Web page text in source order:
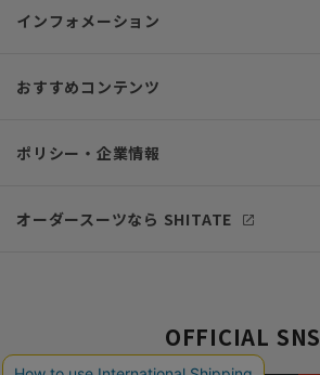
インフォメーション
おすすめコンテンツ
ポリシー・企業情報
オーダースーツなら SHITATE
OFFICIAL SNS